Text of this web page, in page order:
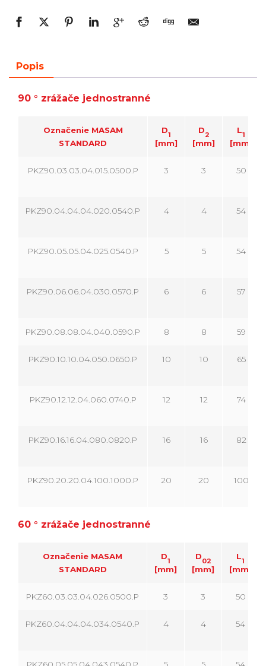
Popis
90 ° zrážače jednostranné
Označenie MASAM
STANDARD
D1
[mm]
D2
[mm]
L1
[mm]
PKZ90.03.03.04.015.0500.P 3 3 50
PKZ90.04.04.04.020.0540.P 4 4 54
PKZ90.05.05.04.025.0540.P 5 5 54
PKZ90.06.06.04.030.0570.P 6 6 57
PKZ90.08.08.04.040.0590.P 8 8 59
PKZ90.10.10.04.050.0650.P 10 10 65
PKZ90.12.12.04.060.0740.P 12 12 74
PKZ90.16.16.04.080.0820.P 16 16 82
PKZ90.20.20.04.100.1000.P 20 20 100
60 ° zrážače jednostranné
Označenie MASAM
STANDARD
D1
[mm]
D02
[mm]
L1
[mm]
PKZ60.03.03.04.026.0500.P 3 3 50
PKZ60.04.04.04.034.0540.P 4 4 54